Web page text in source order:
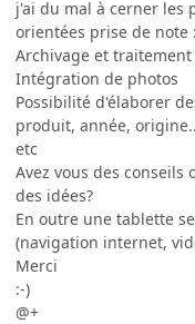
j'ai du mal à cerner les
orientées prise de note :
Archivage et traitement
Intégration de photos
Possibilité d'élaborer
produit, année,
etc
Avez vous des
des idées?
En outre une tablette
(navigation internet,
Merci
:-)
@+